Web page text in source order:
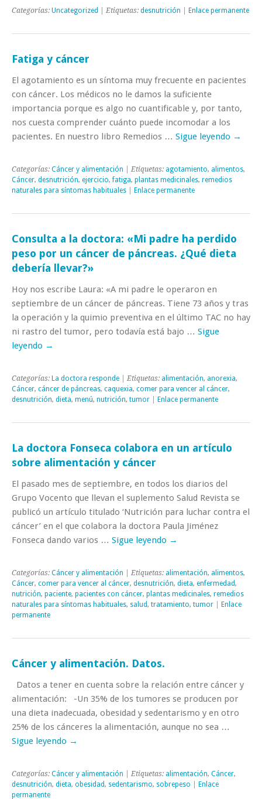
Categorías: Uncategorized | Etiquetas: desnutrición Enlace permanente
Fatiga y cáncer
El agotamiento es un síntoma muy frecuente en pacientes
con cáncer. Los médicos no le damos la suficiente
importancia porque es algo no cuantificable y, por tanto,
nos cuesta comprender cuánto puede incomodar a los
pacientes. En nuestro libro Remedios … Sigue leyendo →
Categorías: Cáncer y alimentación | Etiquetas: agotamiento, alimentos,
Cáncer, desnutrición, ejercicio,fatiga, plantas medicinales, remedios
naturales para síntomas habituales
Enlace permanente
Consulta a la doctora: «Mi padre ha perdido
peso por un cáncer de páncreas. ¿Qué dieta
debería llevar?»
Hoy nos escribe Laura: «A mi padre le operaron en
septiembre de un cáncer de páncreas. Tiene 73 años y tras
la operación y la quimio preventiva en el último TAC no hay
ni rastro del tumor, pero todavía está bajo … Sigue
leyendo →
Categorías: La doctora responde | Etiquetas: alimentación, anorexia,
Cáncer, cáncer de páncreas, caquexia, comer para vencer al cáncer,
desnutrición, dieta, menú, nutrición, tumor Enlace permanente
La doctora Fonseca colabora en un artículo
sobre alimentación y cáncer
El pasado mes de septiembre, en todos los diarios del
Grupo Vocento que llevan el suplemento Salud Revista se
publicó un artículo titulado ‘Nutrición para luchar contra el
cáncer’ en el que colabora la doctora Paula Jiménez
Fonseca dando varios … Sigue leyendo →
Categorías: Cáncer y alimentación | Etiquetas: alimentación, alimentos,
Cáncer, comer para vencer al cáncer, desnutrición, dieta, enfermedad,
nutrición, paciente, pacientes con cáncer, plantas medicinales, remedios
naturales para síntomas habituales, salud, tratamiento, tumor
Enlace
permanente
Cáncer y alimentación. Datos.
Datos a tener en cuenta sobre la relación entre cáncer y
alimentación: -Un 35% de los tumores se producen por
una dieta inadecuada, obesidad y sedentarismo y en otro
25% de los cánceres la alimentación, aunque no sea …
Sigue leyendo →
Categorías: Cáncer y alimentación | Etiquetas: alimentación, Cáncer,
desnutrición, dieta, obesidad, sedentarismo, sobrepeso
Enlace
permanente